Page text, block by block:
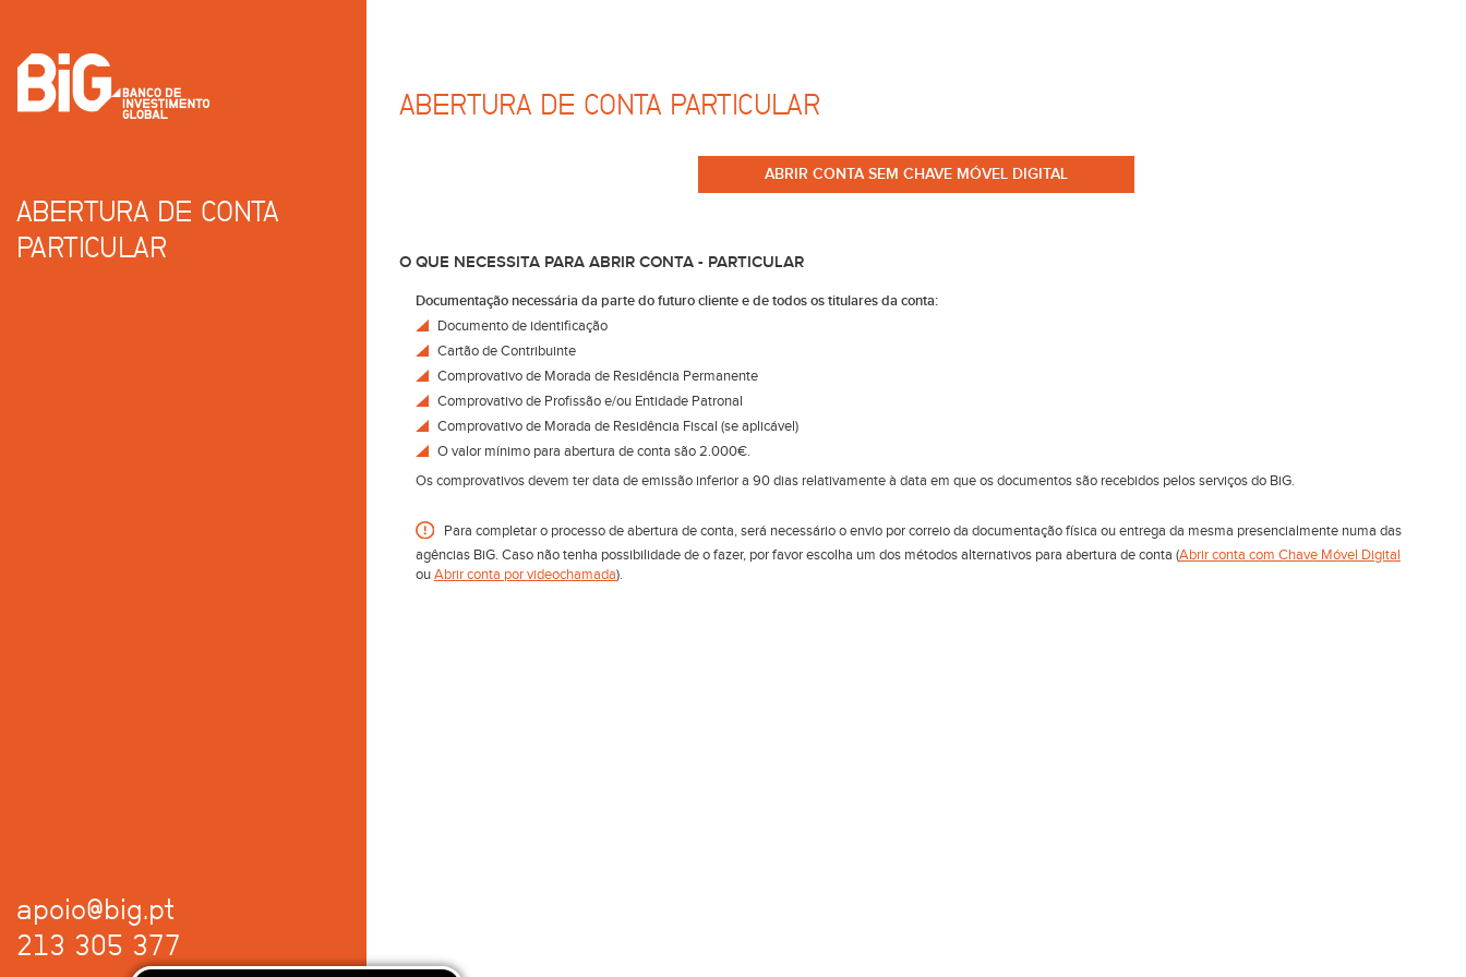
ABERTURA DE CONTA
PARTICULAR
apoio@big.pt
213 305 377
ABERTURA DE CONTA PARTICULAR
ABRIR CONTA SEM CHAVE MÓVEL DIGITAL
O QUE NECESSITA PARA ABRIR CONTA - PARTICULAR
Documentação necessária da parte do futuro cliente e de todos os titulares da conta:
Documento de identificação
Cartão de Contribuinte
Comprovativo de Morada de Residência Permanente
Comprovativo de Profissão e/ou Entidade Patronal
Comprovativo de Morada de Residência Fiscal (se aplicável)
O valor mínimo para abertura de conta são 2.000€.
Os comprovativos devem ter data de emissão inferior a 90 dias relativamente à data em que os documentos são recebidos pelos serviços do BiG.
Para completar o processo de abertura de conta, será necessário o envio por correio da documentação física ou entrega da mesma presencialmente numa das
agências BiG. Caso não tenha possibilidade de o fazer, por favor escolha um dos métodos alternativos para abertura de conta (Abrir conta com Chave Móvel Digital
ouAbrir conta por videochamada).